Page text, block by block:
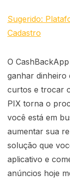
Sugerido:
Cadastro
O
ganhar dinheiro
curtos e trocar
PIX torna o
você está em
aumentar sua
solução que
aplicativo e
anúncios hoje